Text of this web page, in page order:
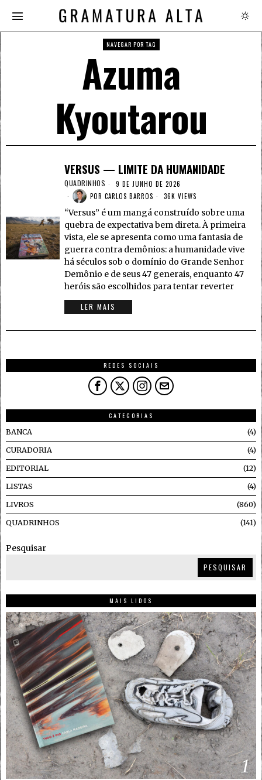
NAVEGAR POR TAG
Azuma
Kyoutarou
VERSUS — LIMITE DA HUMANIDADE
QUADRINHOS
9 DE JUNHO DE 2026
POR CARLOS BARROS 36K VIEWS
“Versus” é um mangá construído sobre uma
quebra de expectativa bem direta. À primeira
vista, ele se apresenta como uma fantasia de
guerra contra demônios: a humanidade vive
há séculos sob o domínio do Grande Senhor
Demônio e de seus 47 generais, enquanto 47
heróis são escolhidos para tentar reverter
LER MAIS
REDES SOCIAIS
CATEGORIAS
BANCA
4
CURADORIA 4
EDITORIAL 12
LISTAS 4
LIVROS 860
QUADRINHOS 141
Pesquisar
PESQUISAR
MAIS LIDOS
1